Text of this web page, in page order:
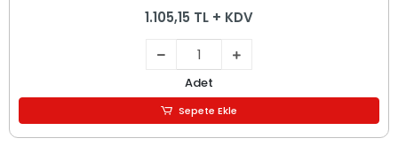
1.105,15 TL + KDV
Adet
Sepete Ekle